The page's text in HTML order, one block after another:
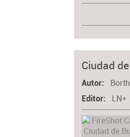
Ciudad
Autor
Editor LN+